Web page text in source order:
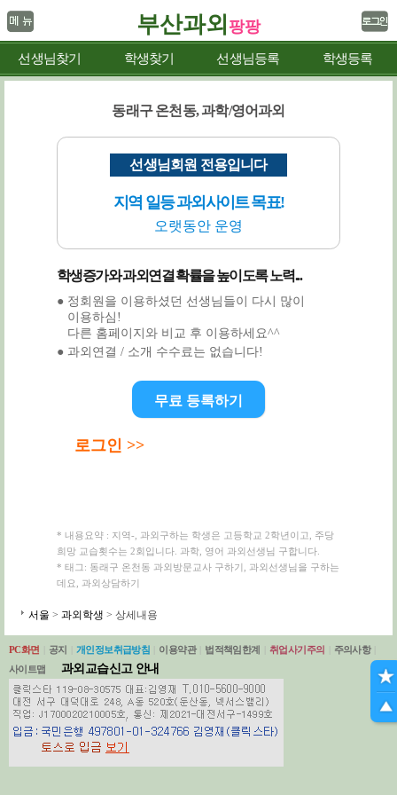
부산과외 팡팡
선생님찾기 학생찾기 선생님등록 학생등록
동래구 온천동, 과학/영어과외
선생님회원 전용입니다
지역 일등 과외사이트 목표!
오랫동안 운영
학생증가와 과외연결 확률을 높이도록 노력...
● 정회원을 이용하셨던 선생님들이 다시 많이
이용하심!
다른 홈페이지와 비교 후 이용하세요^^
● 과외연결 / 소개 수수료는 없습니다!
무료 등록하기
로그인 >>
* 내용요약 : 지역-, 과외구하는 학생은 고등학교 2학년이고, 주당
희망 교습횟수는 2회입니다. 과학, 영어 과외선생님 구합니다.
* 태그: 동래구 온천동 과외방문교사 구하기, 과외선생님을 구하는
데요, 과외상담하기
서울 > 과외학생 > 상세내용
PC화면 공지 개인정보취급방침 이용약관 법적책임한계 취업사기주의 주의사항
사이트맵
과외교습신고 안내